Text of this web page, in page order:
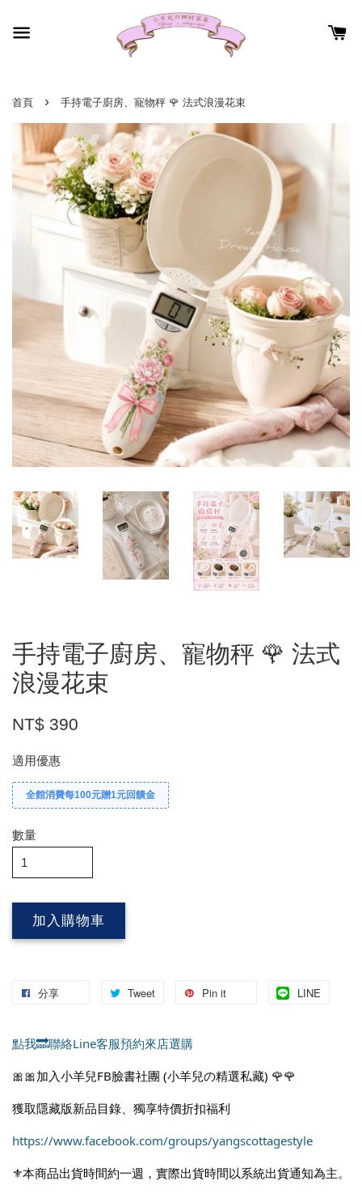
首頁 › 手持電子廚房、寵物秤 🌹 法式浪漫花束
手持電子廚房、寵物秤 🌹 法式
浪漫花束
NT$ 390
適用優惠
全館消費每100元贈1元回饋金
數量
加入購物車
分享 Tweet Pin it LINE
點我🔜聯絡Line客服預約來店選購
🎀🎀加入小羊兒FB臉書社團 (小羊兒の精選私藏) 🌹🌹
獲取隱藏版新品目錄、獨享特價折扣福利
https://www.facebook.com/groups/yangscottagestyle
⚜️本商品出貨時間約一週，實際出貨時間以系統出貨通知為主。